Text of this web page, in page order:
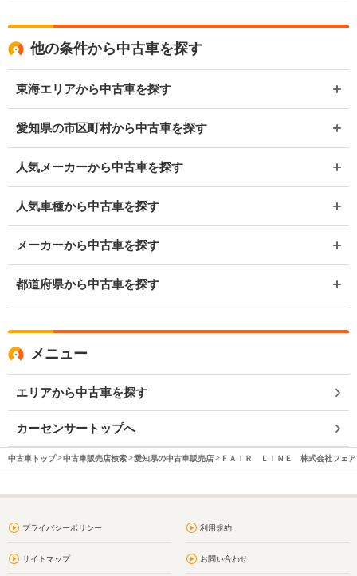
他の条件から中古車を探す
東海エリアから中古車を探す
愛知県の市区町村から中古車を探す
人気メーカーから中古車を探す
人気車種から中古車を探す
メーカーから中古車を探す
都道府県から中古車を探す
メニュー
エリアから中古車を探す
カーセンサートップへ
中古車トップ 中古車販売店検索 愛知県の中古車販売店 ＦＡＩＲ ＬＩＮＥ 株式会社フェア
プライバシーポリシー 利用規約
サイトマップ お問い合わせ